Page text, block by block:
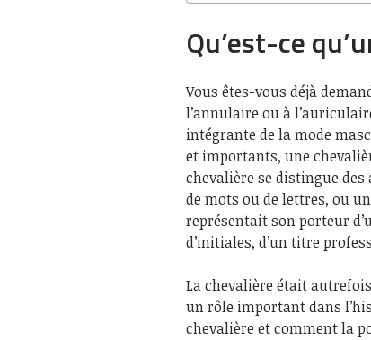
Qu’est-ce
Vous êtes-vous déjà
l’annulaire ou à
intégrante de la mode
et importants, une
chevalière se distingue
de mots ou de lettres, ou
représentait son porteur
d’initiales, d’un titre
La chevalière était
un rôle important dans
chevalière et comment la